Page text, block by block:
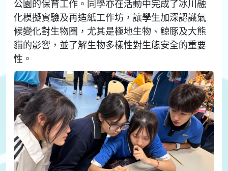
公園的保育工作。同學亦在活動中完成了冰川融
化模擬實驗及再造紙工作坊，讓學生加深認識氣
候變化對生物圈，尤其是極地生物、鯨豚及大熊
貓的影響，並了解生物多樣性對生態安全的重要
性。